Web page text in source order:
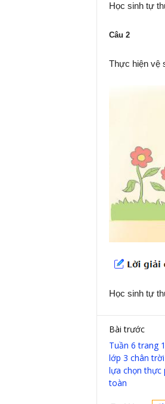
Học sinh tự
Câu 2
Thực hiện vệ
Học sinh tự
Bài trước
Tuần 6 trang
lớp 3 chân
lựa chọn thực
toàn